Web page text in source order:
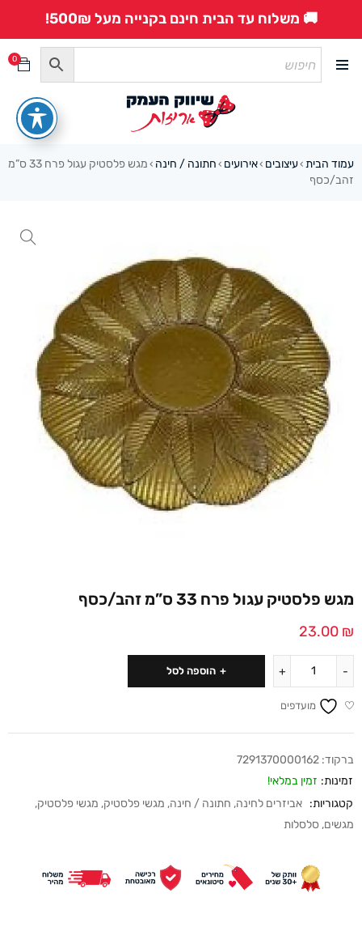
🚚 משלוח עד הבית חינם בקנייה מעל 500₪!
0
עמוד הבית ›עיצובים ›אירועים › חתונה / חינה ›
מגש פלסטיק עגול פרח 33 ס”מ
זהב/כסף
מגש פלסטיק עגול פרח 33 ס”מ זהב/כסף
23.00 ₪
הוספה לסל
מועדפים
ברקוד: 7291370000162
זמינות: זמין במלאי!
קטגוריות: אביזרים לחינה, חתונה / חינה, מגשי פלסטיק, מגשי פלסטיק,
מגשים, סלסלות